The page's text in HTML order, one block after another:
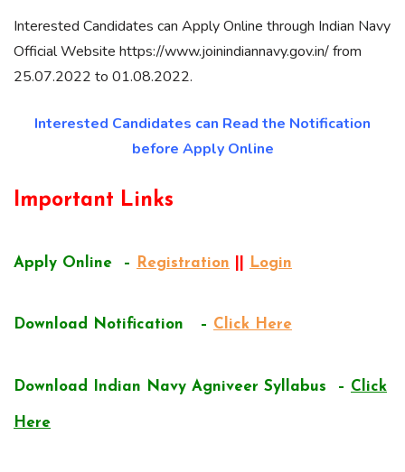
Interested Candidates can Apply Online through Indian Navy
Official Website https://www.joinindiannavy.gov.in/ from
25.07.2022 to 01.08.2022.
Interested Candidates can Read the Notification
before Apply Online
Important Links
Apply Online – Registration Login
Download Notification – Click Here
Download Indian Navy Agniveer Syllabus – Click
Here